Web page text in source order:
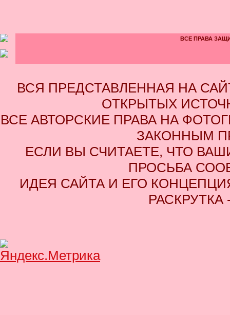
ВСЕ ПРАВА
ВСЯ ПРЕДСТАВЛЕННАЯ НА
ОТКРЫТЫХ
ВСЕ АВТОРСКИЕ ПРАВА НА
ЗАКОННЫМ
ЕСЛИ ВЫ СЧИТАЕТЕ, ЧТО
ПРОСЬБА
ИДЕЯ САЙТА И ЕГО
РАСКРУТКА